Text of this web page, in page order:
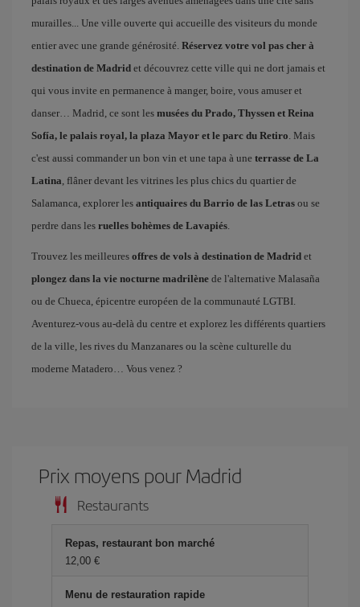
murailles... Une ville ouverte qui accueille des visiteurs du monde
entier avec une grande générosité. Réservez votre vol pas cher à
destination de Madrid et découvrez cette ville qui ne dort jamais et
qui vous invite en permanence à manger, boire, vous amuser et
danser… Madrid, ce sont les musées du Prado, Thyssen et Reina
Sofía, le palais royal, la plaza Mayor et le parc du Retiro. Mais
c'est aussi commander un bon vin et une tapa à une terrasse de La
Latina, flâner devant les vitrines les plus chics du quartier de
Salamanca, explorer les antiquaires du Barrio de las Letras ou se
perdre dans les ruelles bohèmes de Lavapiés.
Trouvez les meilleures offres de vols à destination de Madrid et
plongez dans la vie nocturne madrilène de l'alternative Malasaña
ou de Chueca, épicentre européen de la communauté LGTBI.
Aventurez-vous au-delà du centre et explorez les différents quartiers
de la ville, les rives du Manzanares ou la scène culturelle du
moderne Matadero… Vous venez ?
Prix ​​moyens pour Madrid
Restaurants
Repas, restaurant bon marché
12,00 €
Menu de restauration rapide